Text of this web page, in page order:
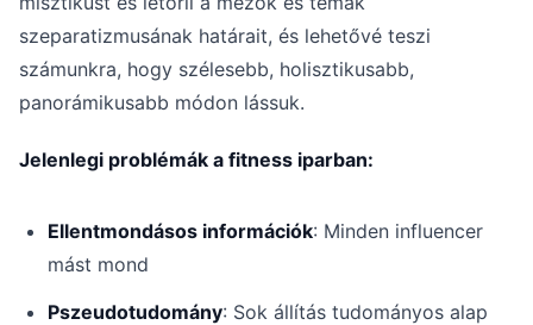
szeparatizmusának határait, és lehetővé teszi
számunkra, hogy szélesebb, holisztikusabb,
panorámikusabb módon lássuk.
Jelenlegi problémák a fitness iparban:
Ellentmondásos információk: Minden influencer
mást mond
Pszeudotudomány: Sok állítás tudományos alap